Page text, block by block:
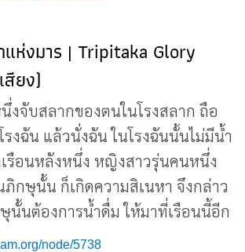
ห่งมาร | Tripitaka Glory
ยง)
จับสลากของตนในโรงสลาก ถือ
รงฉัน แล้วนั่งฉัน ในโรงฉันนั้นไม่มีน้ำ
รือนหลังหนึ่ง หญิงสาวรุ่นคนหนึ่ง
ภิกษุนั้น ก็เกิดความสิเนหา จึงกล่าว
นั้นต้องการน้ำดื่ม ให้มาที่เรือนนี้อีก
node/5738